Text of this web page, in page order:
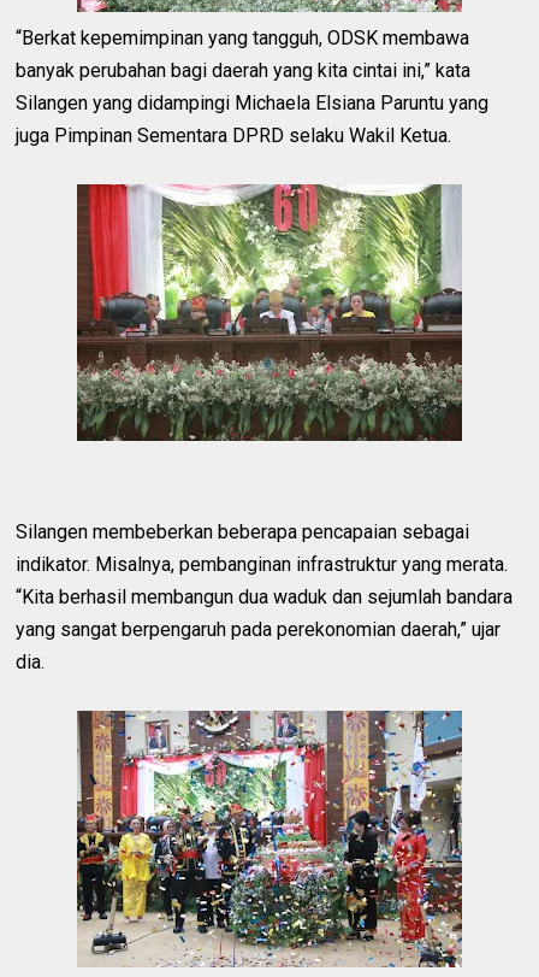
“Berkat kepemimpinan yang tangguh, ODSK membawa
banyak perubahan bagi daerah yang kita cintai ini,” kata
Silangen yang didampingi Michaela Elsiana Paruntu yang
juga Pimpinan Sementara DPRD selaku Wakil Ketua.
Silangen membeberkan beberapa pencapaian sebagai
indikator. Misalnya, pembanginan infrastruktur yang merata.
“Kita berhasil membangun dua waduk dan sejumlah bandara
yang sangat berpengaruh pada perekonomian daerah,” ujar
dia.